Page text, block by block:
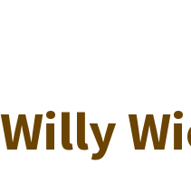
Willy